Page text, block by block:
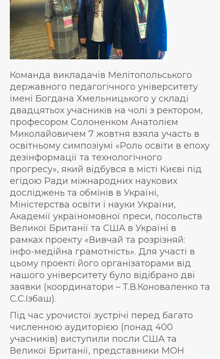
Команда викладачів Мелітопольського
державного педагогічного університету
імені Богдана Хмельницького у складі
двадцятьох учасників на чолі з ректором,
професором Солоненком Анатолієм
Миколайовичем 7 жовтня взяла участь в
освітньому симпозіумі «Роль освіти в епоху
дезінформації та технологічного
прогресу», який відбувся в місті Києві під
егідою Ради міжнародних наукових
досліджень та обмінів в Україні,
Міністерства освіти і науки України,
Академії україномовної преси, посольств
Великої Британії та США в Україні в
рамках проекту «Вивчай та розрізняй:
інфо-медійна грамотність». Для участі в
цьому проекті його організаторами від
нашого університету було відібрано дві
заявки (координатори – Т.В.Коноваленко та
С.С.Ізбаш).
Під час урочистої зустрічі перед багато
численною аудиторією (понад 400
учасників) виступили посли США та
Великої Британії, представники МОН